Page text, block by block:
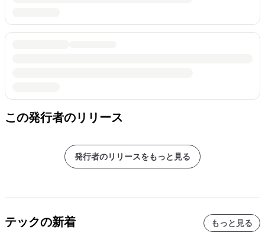
この発行者のリリース
発行者のリリースをもっと見る
テックの新着 もっと見る